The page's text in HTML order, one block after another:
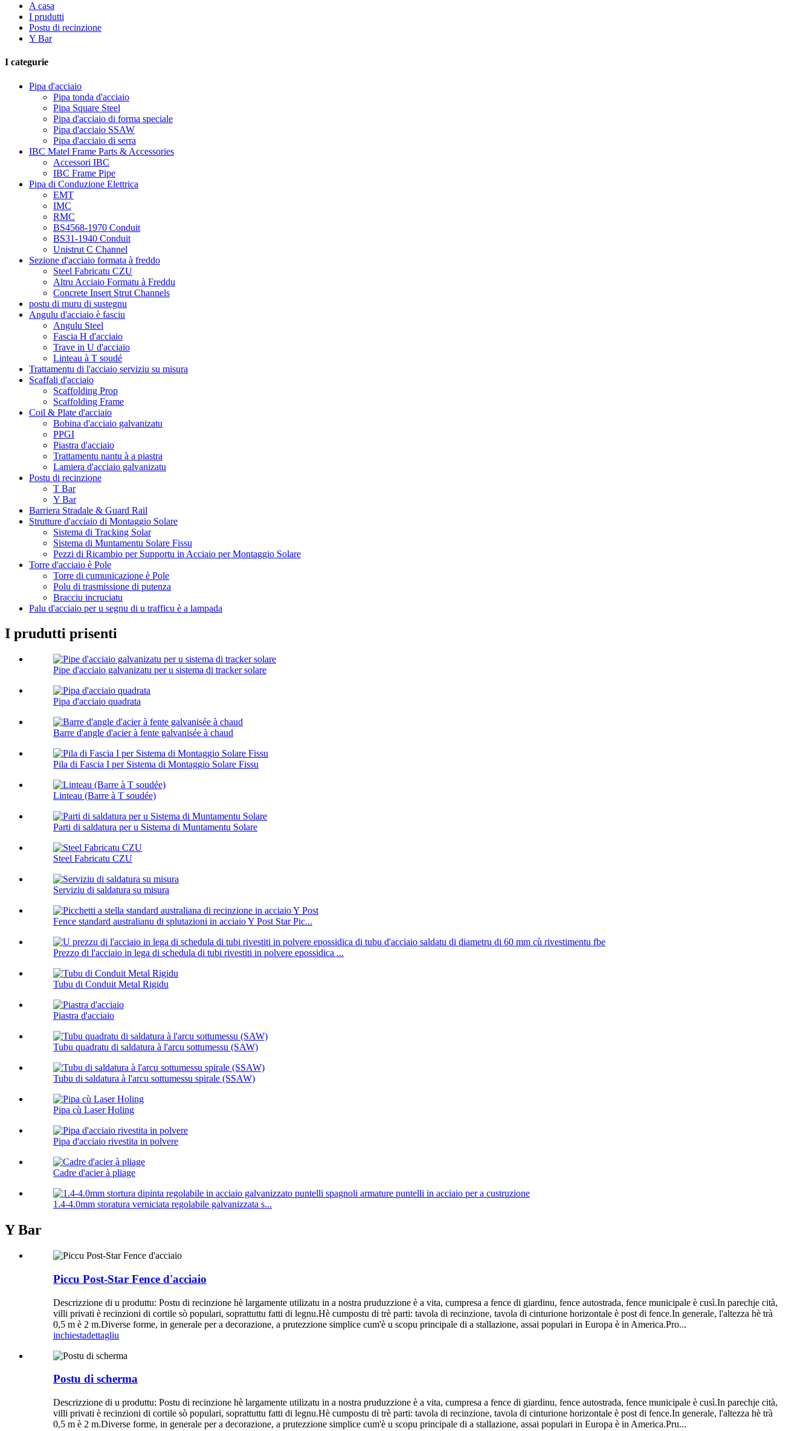
A casa
I prudutti
Postu di recinzione
Y Bar
I categurie
Pipa d'acciaio
Pipa tonda d'acciaio
Pipa Square Steel
Pipa d'acciaio di forma speciale
Pipa d'acciaio SSAW
Pipa d'acciaio di serra
IBC Matel Frame Parts & Accessories
Accessori IBC
IBC Frame Pipe
Pipa di Conduzione Elettrica
EMT
IMC
RMC
BS4568-1970 Conduit
BS31-1940 Conduit
Unistrut C Channel
Sezione d'acciaio formata à freddo
Steel Fabricatu CZU
Altru Acciaio Formatu à Freddu
Concrete Insert Strut Channels
postu di muru di sustegnu
Angulu d'acciaio è fasciu
Angulu Steel
Fascia H d'acciaio
Trave in U d'acciaio
Linteau à T soudé
Trattamentu di l'acciaio serviziu su misura
Scaffali d'acciaio
Scaffolding Prop
Scaffolding Frame
Coil & Plate d'acciaio
Bobina d'acciaio galvanizatu
PPGI
Piastra d'acciaio
Trattamentu nantu à a piastra
Lamiera d'acciaio galvanizatu
Postu di recinzione
T Bar
Y Bar
Barriera Stradale & Guard Rail
Strutture d'acciaio di Montaggio Solare
Sistema di Tracking Solar
Sistema di Muntamentu Solare Fissu
Pezzi di Ricambio per Supportu in Acciaio per Montaggio Solare
Torre d'acciaio è Pole
Torre di cumunicazione è Pole
Polu di trasmissione di putenza
Bracciu incruciatu
Palu d'acciaio per u segnu di u trafficu è a lampada
I prudutti prisenti
Pipe d'acciaio galvanizatu per u sistema di tracker solare
Pipa d'acciaio quadrata
Barre d'angle d'acier à fente galvanisée à chaud
Pila di Fascia I per Sistema di Montaggio Solare Fissu
Linteau (Barre à T soudée)
Parti di saldatura per u Sistema di Muntamentu Solare
Steel Fabricatu CZU
Serviziu di saldatura su misura
Fence standard australianu di splutazioni in acciaio Y Post Star Pic...
Prezzo di l'acciaio in lega di schedula di tubi rivestiti in polvere epossidica ...
Tubu di Conduit Metal Rigidu
Piastra d'acciaio
Tubu quadratu di saldatura à l'arcu sottumessu (SAW)
Tubu di saldatura à l'arcu sottumessu spirale (SSAW)
Pipa cù Laser Holing
Pipa d'acciaio rivestita in polvere
Cadre d'acier à pliage
1.4-4.0mm storatura verniciata regolabile galvanizzata s...
Y Bar
Piccu Post-Star Fence d'acciaio
Descrizzione di u produttu: Postu di recinzione hè largamente utilizatu in a nostra pruduzzione è a vita, cumpresa a fence di giardinu, fence autostrada, fence municipale è cusì.In parechje cità,
villi privati ​​è recinzioni di cortile sò populari, soprattuttu fatti di legnu.Hè cumpostu di trè parti: tavola di recinzione, tavola di cinturione horizontale è post di fence.In generale, l'altezza hè trà
0,5 m è 2 m.Diverse forme, in generale per a decorazione, a prutezzione simplice cum'è u scopu principale di a stallazione, assai populari in Europa è in America.Pro...
inchiestadettagliu
Postu di scherma
Descrizzione di u produttu: Postu di recinzione hè largamente utilizatu in a nostra pruduzzione è a vita, cumpresa a fence di giardinu, fence autostrada, fence municipale è cusì.In parechje cità,
villi privati ​​è recinzioni di cortile sò populari, soprattuttu fatti di legnu.Hè cumpostu di trè parti: tavola di recinzione, tavola di cinturione horizontale è post di fence.In generale, l'altezza hè trà
0,5 m è 2 m.Diverse forme, in generale per a decorazione, a prutezzione simplice cum'è u scopu principale di a stallazione, assai populari in Europa è in America.Pru...